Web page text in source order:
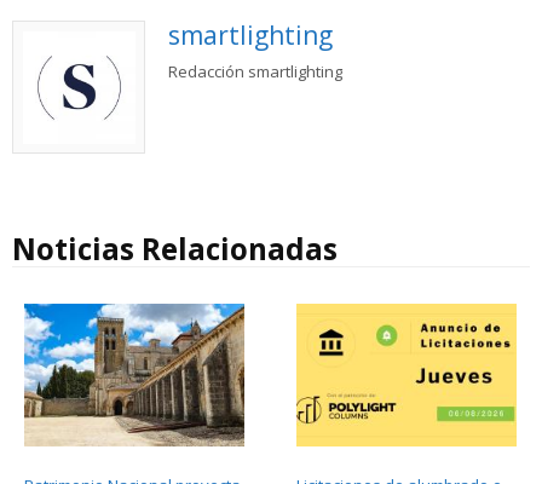
smartlighting
Redacción smartlighting
Noticias Relacionadas